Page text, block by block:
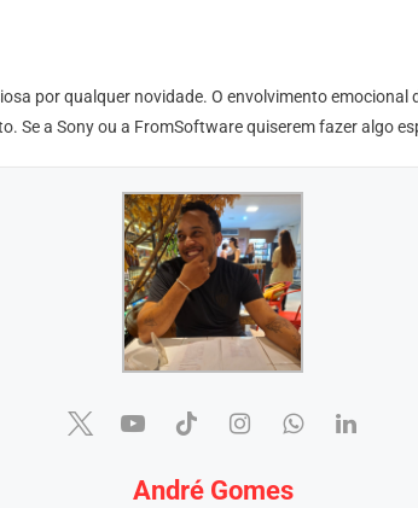
por qualquer novidade. O envolvimento
Se a Sony ou a FromSoftware quiserem fazer algo
André Gomes